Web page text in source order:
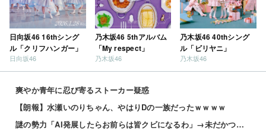
日向坂46 16thシング
ル「クリフハンガー」
日向坂46
乃木坂46 5thアルバム
「My respect」
乃木坂46
乃木坂46 40thシング
ル「ビリヤニ」
乃木坂46
爽やか青年に忍び寄るストーカー疑惑
【朗報】水瀬いのりちゃん、やはりDの一族だったｗｗｗｗ
謎の勢力「AI発展したらお前らは皆クビになるわ」→未だかつてAIのせいで失業したG民が0人の理由